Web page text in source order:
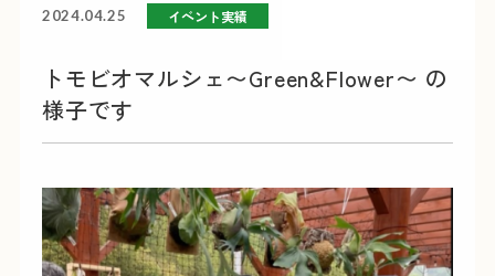
2024.04.25 イベント実績
トモビオマルシェ〜Green&Flower〜 の
様子です